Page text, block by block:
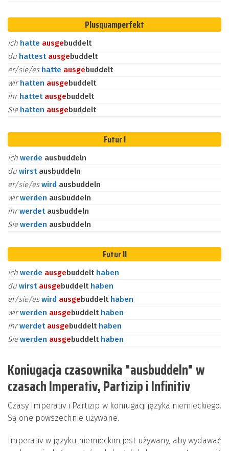
Plusquamperfekt
ich hatte ausgebuddelt
du hattest ausgebuddelt
er/sie/es hatte ausgebuddelt
wirhatten ausgebuddelt
ihrhattet ausgebuddelt
Sie hatten ausgebuddelt
Futur I
ich werde ausbuddeln
du wirst ausbuddeln
er/sie/eswird ausbuddeln
wirwerden ausbuddeln
ihrwerdet ausbuddeln
Siewerden ausbuddeln
Futur II
ich werde ausgebuddelt haben
du wirst ausgebuddelt haben
er/sie/eswird ausgebuddelt haben
wirwerden ausgebuddelt haben
ihrwerdet ausgebuddelt haben
Siewerden ausgebuddelt haben
Koniugacja czasownika "ausbuddeln" w
czasach Imperativ, Partizip i Infinitiv
Czasy Imperativ i Partizip w koniugacji języka niemieckiego.
Są one powszechnie używane.
Imperativ w języku niemieckim jest używany, aby wydawać